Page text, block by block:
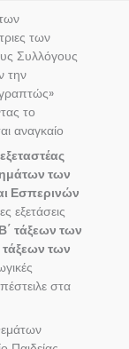
των
Συλλόγους
την
το
αναγκαίο
των
Εσπερινών
εξετάσεις
τάξεων των
τάξεων των
στα